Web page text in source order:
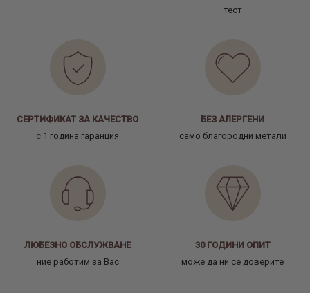
тест
СЕРТИФИКАТ ЗА КАЧЕСТВО
с 1 година гаранция
БЕЗ АЛЕРГЕНИ
само благородни метали
ЛЮБЕЗНО ОБСЛУЖВАНЕ
ние работим за Вас
30 ГОДИНИ ОПИТ
може да ни се доверите